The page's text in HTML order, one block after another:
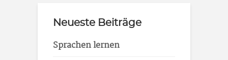
Neueste Beiträge
Sprachen lernen